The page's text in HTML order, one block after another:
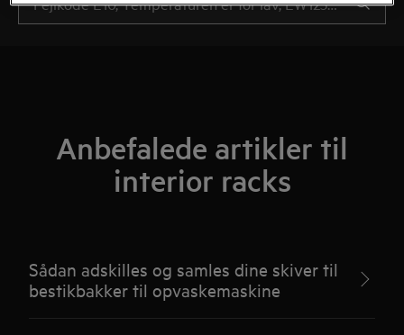
Anbefalede artikler til
interior racks
Sådan adskilles og samles dine skiver til
bestikbakker til opvaskemaskine